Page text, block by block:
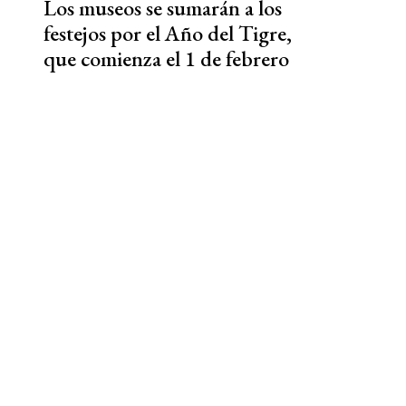
Los museos se sumarán a los
festejos por el Año del Tigre,
que comienza el 1 de febrero